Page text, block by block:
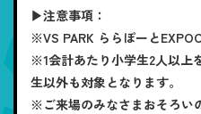
▶注意事項：
※VS PARK ららぽーと
※1会計あたり小学生2人以上
生以外も対象となります。
※ご来場のみなさまおそろい